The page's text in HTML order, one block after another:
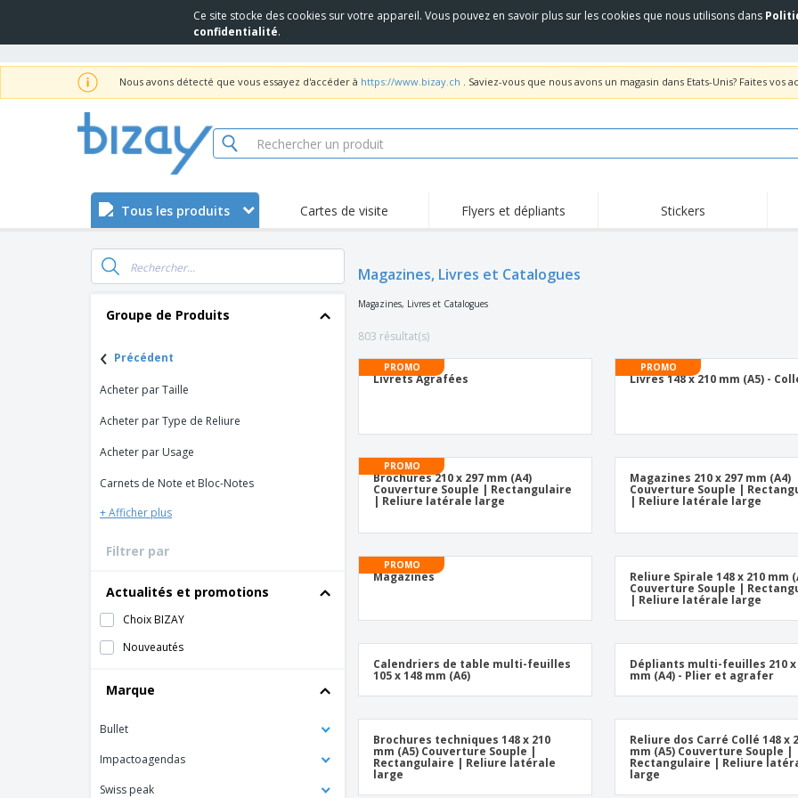
Ce site stocke des cookies sur votre appareil. Vous pouvez en savoir plus sur les cookies que nous utilisons dans
confidentialité.
Nous avons détecté que vous essayez d'accéder à https://www.bizay.ch . Saviez-vous que nous avons un magasin dans Etats-Unis? Faites vos
Tous les produits Cartes de visite Flyers et dépliants Stickers
Groupe de Produits
‹ Précédent
Acheter par Taille
Acheter par Type de Reliure
Acheter par Usage
Carnets de Note et Bloc-Notes
+ Afficher plus
Filtrer par
Actualités et promotions
Choix BIZAY
Nouveautés
Marque
Bullet
Impactoagendas
Swiss peak
Magazines, Livres et Catalogues
Magazines, Livres et Catalogues
803 résultat(s)
PROMO
Livrets Agrafées
PROMO
Livres 148 x 210 mm (A5) -
PROMO
Brochures 210 x 297 mm (A4)
Couverture Souple | Rectangulaire
| Reliure latérale large
Magazines 210 x 297 mm (A4)
Couverture Souple |
| Reliure latérale large
PROMO
Magazines Reliure Spirale 148 x 210 mm
Couverture Souple |
| Reliure latérale large
Calendriers de table multi-feuilles
105 x 148 mm (A6)
Dépliants multi-feuilles 210 x
mm (A4) - Plier et agrafer
Brochures techniques 148 x 210
mm (A5) Couverture Souple |
Rectangulaire | Reliure latérale
large
Reliure dos Carré Collé 148 x
mm (A5) Couverture Souple |
Rectangulaire | Reliure
large